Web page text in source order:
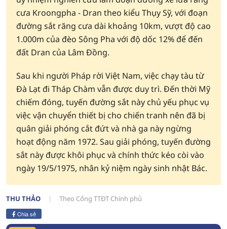
cưa Kroongpha - Dran theo kiểu Thụy Sỹ, với đoạn
đường sắt răng cưa dài khoảng 10km, vượt độ cao
1.000m của đèo Sông Pha với độ dốc 12% để đến
đất Dran của Lâm Đồng.
Sau khi người Pháp rời Việt Nam, việc chạy tàu từ
Đà Lạt đi Tháp Chàm vẫn được duy trì. Đến thời Mỹ
chiếm đóng, tuyến đường sắt này chủ yếu phục vụ
việc vận chuyển thiết bị cho chiến tranh nên đã bị
quân giải phóng cắt đứt và nhà ga này ngừng
hoạt động năm 1972. Sau giải phóng, tuyến đường
sắt này được khôi phục và chính thức kéo còi vào
ngày 19/5/1975, nhân kỷ niệm ngày sinh nhật Bác.
THU THẢO Theo Cổng TTĐT Chính phủ
Chia sẻ